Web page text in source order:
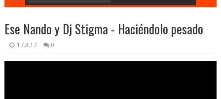
Ese Nando y Dj Stigma - Haciéndolo pesado
17.8.17 0